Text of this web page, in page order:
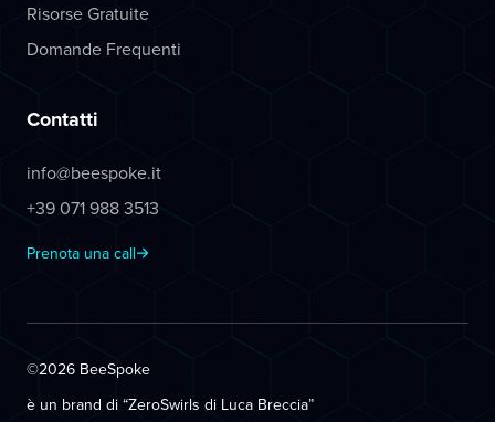
Risorse Gratuite
Domande Frequenti
Contatti
info@beespoke.it
+39 071 988 3513
Prenota una call
©2026 BeeSpoke
è un brand di “ZeroSwirls di Luca Breccia”